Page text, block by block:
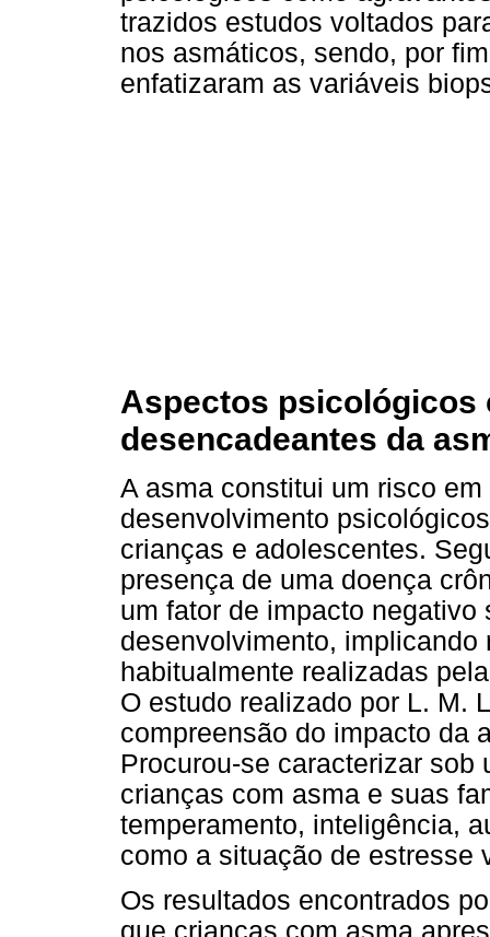
trazidos estudos voltados
nos asmáticos, sendo, por
enfatizaram as variáveis
Aspectos psicológicos
desencadeantes da
A asma constitui um risco
desenvolvimento
crianças e adolescentes.
presença de uma doença
um fator de impacto
desenvolvimento,
habitualmente realizadas
O estudo realizado por L. M.
compreensão do impacto da
Procurou-se caracterizar
crianças com asma e suas
temperamento, inteligência,
como a situação de estresse
Os resultados encontrados
que crianças com asma